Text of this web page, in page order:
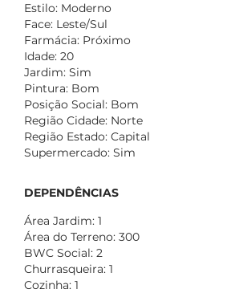
Estilo: Moderno
Face: Leste/Sul
Farmácia: Próximo
Idade: 20
Jardim: Sim
Pintura: Bom
Posição Social: Bom
Região Cidade: Norte
Região Estado: Capital
Supermercado: Sim
DEPENDÊNCIAS
Área Jardim: 1
Área do Terreno: 300
BWC Social: 2
Churrasqueira: 1
Cozinha: 1